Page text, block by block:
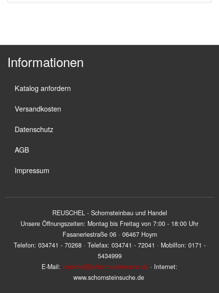
Informationen
Katalog anfordern
Versandkosten
Datenschutz
AGB
Impressum
REUSCHEL - Schornsteinbau und Handel
Unsere Öffnungszeiten: Montag bis Freitag von 7:00 - 18:00 Uhr
Fasaneriestraße 06 · 06467 Hoym
Telefon: 034741 - 70268 · Telefax: 034741 - 72041 · Mobilfon: 0171 -
5434999
E-Mail: reuschel@schornsteinsuche.de · Internet:
www.schornsteinsuche.de